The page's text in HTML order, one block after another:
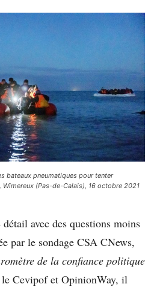
bateaux pneumatiques pour tenter
Wimereux (Pas-de-Calais), 16 octobre 2021
avec des questions moins
par le sondage CSA CNews,
de la confiance politique
le Cevipof et OpinionWay, il